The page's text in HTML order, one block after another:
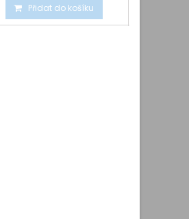
Přidat do košíku